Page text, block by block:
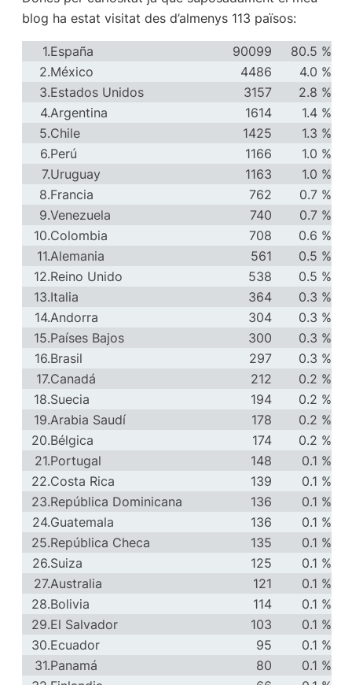
blog ha estat visitat des d’almenys 113 països:
1.España 90099
80.5 %
2.México 4486
4.0 %
3.Estados Unidos 3157
2.8 %
4.Argentina 1614
1.4 %
5.Chile 1425
1.3 %
6.Perú 1166
1.0 %
7.Uruguay 1163
1.0 %
8.Francia 762
0.7 %
9.Venezuela 740
0.7 %
10.Colombia 708
0.6 %
11.Alemania 561
0.5 %
12.Reino Unido 538
0.5 %
13.Italia 364
0.3 %
14.Andorra 304
0.3 %
15.Países Bajos 300
0.3 %
16.Brasil 297
0.3 %
17.Canadá 212
0.2 %
18.Suecia 194
0.2 %
19.Arabia Saudí 178
0.2 %
20.Bélgica 174
0.2 %
21.Portugal 148
0.1 %
22.Costa Rica 139
0.1 %
23.República Dominicana 136
0.1 %
24.Guatemala 136
0.1 %
25.República Checa 135
0.1 %
26.Suiza 125
0.1 %
27.Australia 121
0.1 %
28.Bolivia 114
0.1 %
29.El Salvador 103
0.1 %
30.Ecuador 95
0.1 %
31.Panamá 80
0.1 %